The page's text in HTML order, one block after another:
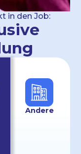
in den Job:
Andere